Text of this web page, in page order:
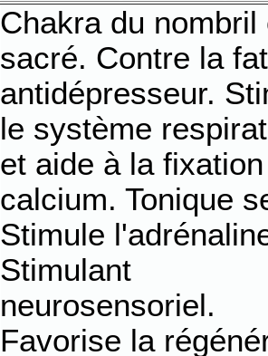
Chakra du nombril
sacré. Contre la
antidépresseur.
le système
et aide à la
calcium. Tonique
Stimule
Stimulant
neurosensoriel.
Favorise la